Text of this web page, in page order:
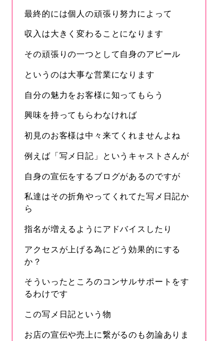
最終的には個人の頑張り努力によって
収入は大きく変わることになります
その頑張りの一つとして自身のアピール
というのは大事な営業になります
自分の魅力をお客様に知ってもらう
興味を持ってもらわなければ
初見のお客様は中々来てくれませんよね
例えば「写メ日記」というキャストさんが
自身の宣伝をするブログがあるのですが
私達はその折角やってくれてた写メ日記か
ら
指名が増えるようにアドバイスしたり
アクセスが上げる為にどう効果的にする
か？
そういったところのコンサルサポートをす
るわけです
この写メ日記という物
お店の宣伝や売上に繋がるのも勿論ありま